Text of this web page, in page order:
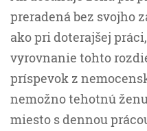
preradená bez svojho
ako pri doterajšej
vyrovnanie tohto
príspevok z
nemožno tehotnú
miesto s dennou